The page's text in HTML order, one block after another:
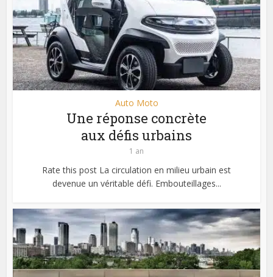
Auto Moto
Une réponse concrète
aux défis urbains
1 an
Rate this post La circulation en milieu urbain est
devenue un véritable défi. Embouteillages...